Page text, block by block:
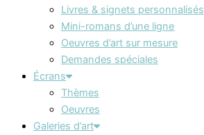
Livres & signets personnalisés
Mini-romans d’une ligne
Oeuvres d’art sur mesure
Demandes spéciales
Écrans
Thèmes
Oeuvres
Galeries d’art